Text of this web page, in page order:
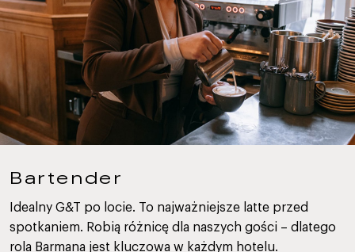
Bartender
Idealny G&T po locie. To najważniejsze latte przed
spotkaniem. Robią różnicę dla naszych gości – dlatego
rola Barmana jest kluczowa w każdym hotelu.